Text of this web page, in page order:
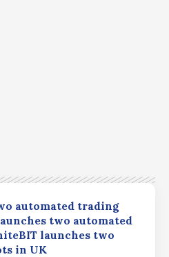
automated trading
two automated
launches two
in UK